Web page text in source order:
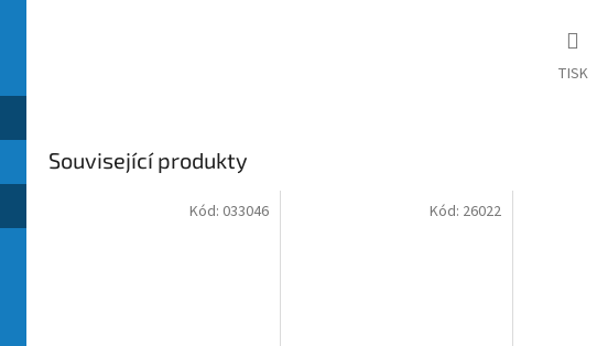
TISK
Související produkty
Kód: 033046 Kód: 26022